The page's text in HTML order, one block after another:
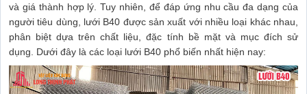
và giá thành hợp lý. Tuy nhiên, để đáp ứng nhu cầu đa dạng của
người tiêu dùng, lưới B40 được sản xuất với nhiều loại khác nhau,
phân biệt dựa trên chất liệu, đặc tính bề mặt và mục đích sử
dụng. Dưới đây là các loại lưới B40 phổ biến nhất hiện nay: